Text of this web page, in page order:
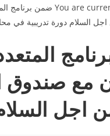
مع
اجل